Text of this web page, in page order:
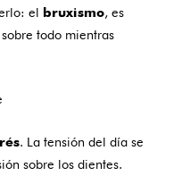
el bruxismo, es
todo mientras
. La tensión del día se
sobre los dientes.